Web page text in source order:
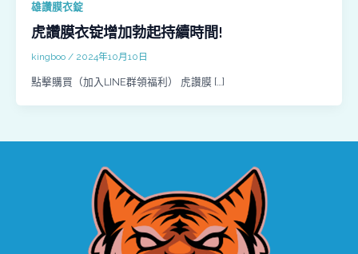
雄讚膜衣錠
虎讚膜衣锭增加勃起持續時間!
kingboo / 2024年10月10日
點擊購買（加入LINE群領福利） 虎讚膜 […]